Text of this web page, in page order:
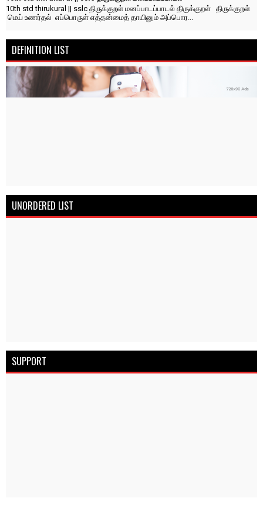
10th std thirukural || sslc திருக்குறள் மனப்பாடப்பாடல் திருக்குறள் திருக்குறள்
மெய் உணர்தல் எப்பொருள் எத்தன்மைத் தாயினும் அப்பொர...
DEFINITION LIST
UNORDERED LIST
SUPPORT